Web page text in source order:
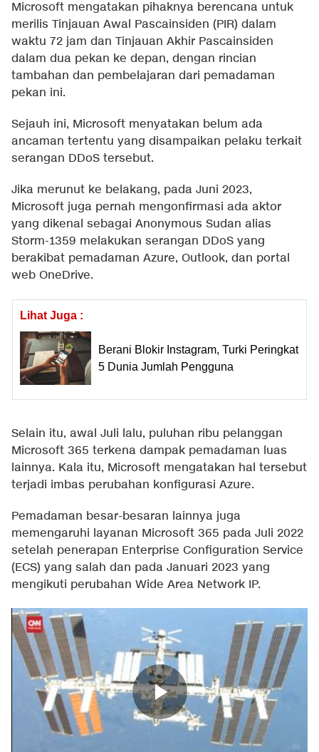
Microsoft mengatakan pihaknya berencana untuk
merilis Tinjauan Awal Pascainsiden (PIR) dalam
waktu 72 jam dan Tinjauan Akhir Pascainsiden
dalam dua pekan ke depan, dengan rincian
tambahan dan pembelajaran dari pemadaman
pekan ini.
Sejauh ini, Microsoft menyatakan belum ada
ancaman tertentu yang disampaikan pelaku terkait
serangan DDoS tersebut.
Jika merunut ke belakang, pada Juni 2023,
Microsoft juga pernah mengonfirmasi ada aktor
yang dikenal sebagai Anonymous Sudan alias
Storm-1359 melakukan serangan DDoS yang
berakibat pemadaman Azure, Outlook, dan portal
web OneDrive.
Lihat Juga :
Berani Blokir Instagram, Turki Peringkat
5 Dunia Jumlah Pengguna
Selain itu, awal Juli lalu, puluhan ribu pelanggan
Microsoft 365 terkena dampak pemadaman luas
lainnya. Kala itu, Microsoft mengatakan hal tersebut
terjadi imbas perubahan konfigurasi Azure.
Pemadaman besar-besaran lainnya juga
memengaruhi layanan Microsoft 365 pada Juli 2022
setelah penerapan Enterprise Configuration Service
(ECS) yang salah dan pada Januari 2023 yang
mengikuti perubahan Wide Area Network IP.